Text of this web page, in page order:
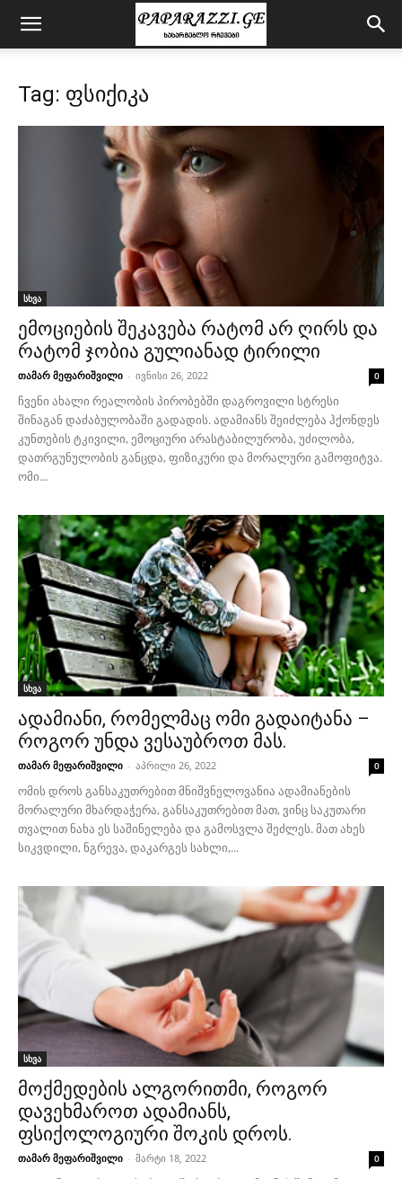
Tag: ფსიქიკა
სხვა
ემოციების შეკავება რატომ არ ღირს და
რატომ ჯობია გულიანად ტირილი
თამარ მეფარიშვილი - ივნისი 26, 2022 0
ჩვენი ახალი რეალობის პირობებში დაგროვილი სტრესი
შინაგან დაძაბულობაში გადადის. ადამიანს შეიძლება ჰქონდეს
კუნთების ტკივილი, ემოციური არასტაბილურობა, უძილობა,
დათრგუნულობის განცდა, ფიზიკური და მორალური გამოფიტვა.
ომი...
სხვა
ადამიანი, რომელმაც ომი გადაიტანა –
როგორ უნდა ვესაუბროთ მას.
თამარ მეფარიშვილი - აპრილი 26, 2022 0
ომის დროს განსაკუთრებით მნიშვნელოვანია ადამიანების
მორალური მხარდაჭერა, განსაკუთრებით მათ, ვინც საკუთარი
თვალით ნახა ეს საშინელება და გამოსვლა შეძლეს. მათ ახეს
სიკვდილი, ნგრევა, დაკარგეს სახლი,...
სხვა
მოქმედების ალგორითმი, როგორ
დავეხმაროთ ადამიანს,
ფსიქოლოგიური შოკის დროს.
თამარ მეფარიშვილი - მარტი 18, 2022 0